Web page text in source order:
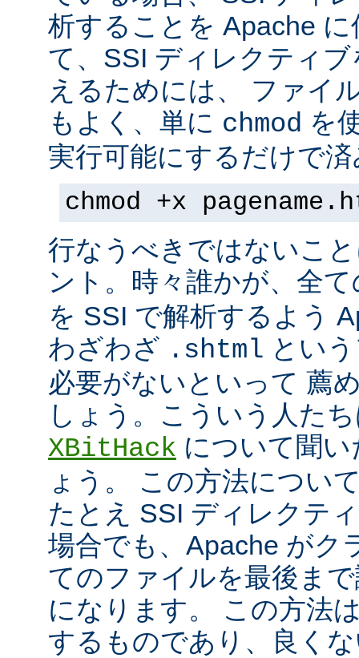
析することを Apache
て、SSI ディレクティ
えるためには、 ファイ
もよく、単に chmod を
実行可能にするだけで
chmod +x
行なうべきではないこ
ント。時々誰かが、全
を SSI で解析するよう
わざわざ .shtml とい
必要がないといって 薦
しょう。こういう人た
XBitHack について聞
ょう。 この方法につい
たとえ SSI ディレクテ
場合でも、Apache がク
てのファイルを最後ま
になります。 この方法
するものであり、良く